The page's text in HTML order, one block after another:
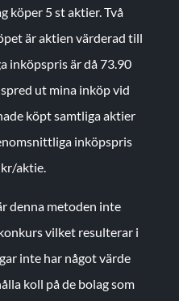
köper 5 st aktier.Två
är aktien värderad till
inköpspris är då 73.90
ut mina inköp vid
köpt samtliga aktier
inköpspris
aktie.
denna metoden inte
vilket resulterar i
inte har något värde
koll på de bolag som